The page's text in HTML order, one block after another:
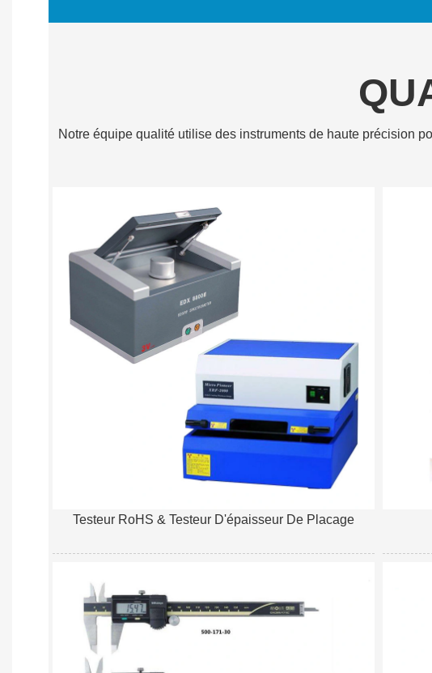
Notre équipe qualité utilise des instruments de haute précision
Testeur RoHS & Testeur D'épaisseur De Placage